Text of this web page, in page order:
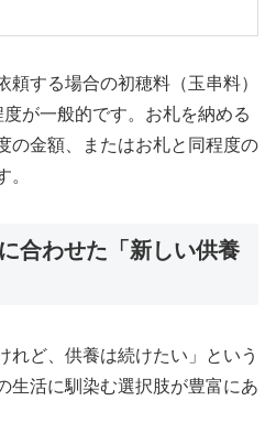
する場合の初穂料（玉串料）
が一般的です。お札を納める
の金額、またはお札と同程度の
。
合わせた「新しい供養
れど、供養は続けたい」という
生活に馴染む選択肢が豊富にあ